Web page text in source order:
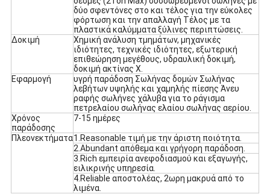
δύο σφεντόνες στο και τέλος για την εύκολες
φόρτωση και την απαλλαγή Τέλος με τα
πλαστικά καλύμματα ξύλινες περιπτώσεις.
Δοκιμή
Χημική ανάλυση τμημάτων, μηχανικές
ιδιότητες, τεχνικές ιδιότητες, εξωτερική
επιθεώρηση μεγέθους, υδραυλική δοκιμή,
δοκιμή ακτίνας X.
Εφαρμογή
υγρή παράδοση Σωλήνας δομών Σωλήνας
λεβήτων υψηλής και χαμηλής πίεσης Άνευ
ραφής σωλήνες χάλυβα για το ράγισμα
πετρελαίου σωλήνας ελαίου σωλήνας αερίου.
Χρόνος
παράδοσης
7-15 ημέρες
Πλεονεκτήματα1.Reasonable τιμή με την άριστη ποιότητα.
2.Abundant απόθεμα και γρήγορη παράδοση.
3.Rich εμπειρία ανεφοδιασμού και εξαγωγής,
ειλικρινής υπηρεσία.
4.Reliable αποστολέας, 2ωρη μακρυά από το
λιμένα.